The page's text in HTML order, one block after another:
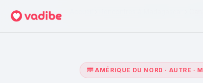
🌁 AMÉRIQUE DU NORD · AUTRE ·